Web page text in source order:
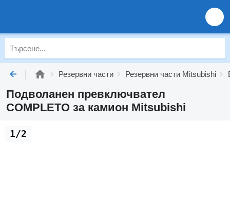
Резервни части Резервни части Mitsubishi
Подволанен превключвател
COMPLETO за камион Mitsubishi
1/2